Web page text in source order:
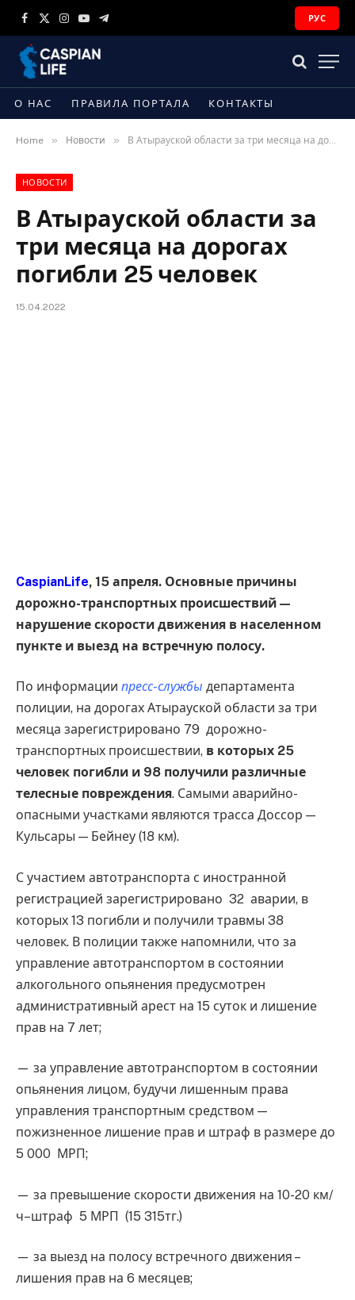
Facebook
X
Instagram
YouTubeTelegram
РУС
О НАС ПРАВИЛА ПОРТАЛА КОНТАКТЫ
Home » Новости » В Атырауской области за три месяца на дорогах погибли 25 человек
НОВОСТИ
В Атырауской области за
три месяца на дорогах
погибли 25 человек
15.04.2022
CaspianLife, 15 апреля. Основные причины
дорожно-транспортных происшествий —
нарушение скорости движения в населенном
пункте и выезд на встречную полосу.
По информации пресс-службы департамента
полиции, на дорогах Атырауской области за три
месяца зарегистрировано 79 дорожно-
транспортных происшествии, в которых 25
человек погибли и 98 получили различные
телесные повреждения. Самыми аварийно-
опасными участками являются трасса Доссор —
Кульсары — Бейнеу (18 км).
С участием автотранспорта с иностранной
регистрацией зарегистрировано 32 аварии, в
которых 13 погибли и получили травмы 38
человек. В полиции также напомнили, что за
управление автотранспортом в состоянии
алкогольного опьянения предусмотрен
административный арест на 15 суток и лишение
прав на 7 лет;
— за управление автотранспортом в состоянии
опьянения лицом, будучи лишенным права
управления транспортным средством —
пожизненное лишение прав и штраф в размере до
5 000 МРП;
— за превышение скорости движения на 10-20 км/
ч–штраф 5 МРП (15 315тг.)
— за выезд на полосу встречного движения –
лишения прав на 6 месяцев;